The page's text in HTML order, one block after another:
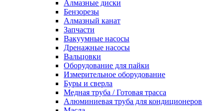
Алмазные диски
Бензорезы
Алмазный канат
Запчасти
Вакуумные насосы
Дренажные насосы
Вальцовки
Оборудование для пайки
Измерительное оборудование
Буры и сверла
Медная труба / Готовая трасса
Алюминиевая труба для кондиционеров